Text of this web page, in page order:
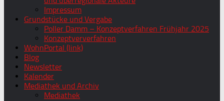
Impressum
Grundstücke und Vergabe
Poller Damm – Konzeptverfahren Frühjahr 2025
Konzeptververfahren
WohnPortal (link)
Blog
Newsletter
Kalender
Mediathek und Archiv
Mediathek